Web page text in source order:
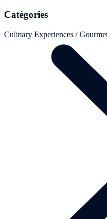
Catégories
Culinary Experiences /